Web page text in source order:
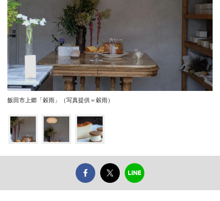
飯田市上郷「穀雨」（写真提供＝穀雨）